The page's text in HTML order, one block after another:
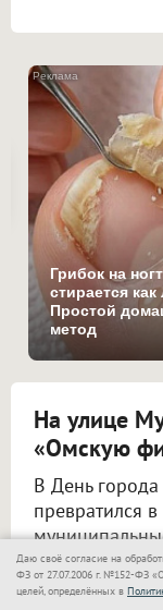
Грибок на
стирается
Простой
метод
На улице
«Омскую
В День
превратился
улицу
— от мировых
Даю своё согласие на
ФЗ от 27.07.2006 г. №152-ФЗ
целей, определённых в